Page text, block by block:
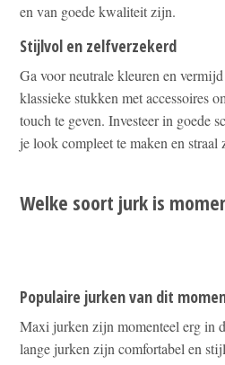
en van goede kwaliteit zijn.
Stijlvol en zelfverzekerd
Ga voor neutrale kleuren en
klassieke stukken met accessoires
touch te geven. Investeer in goede
je look compleet te maken en
Welke soort jurk is
Populaire jurken van dit
Maxi jurken zijn momenteel erg in
lange jurken zijn comfortabel en